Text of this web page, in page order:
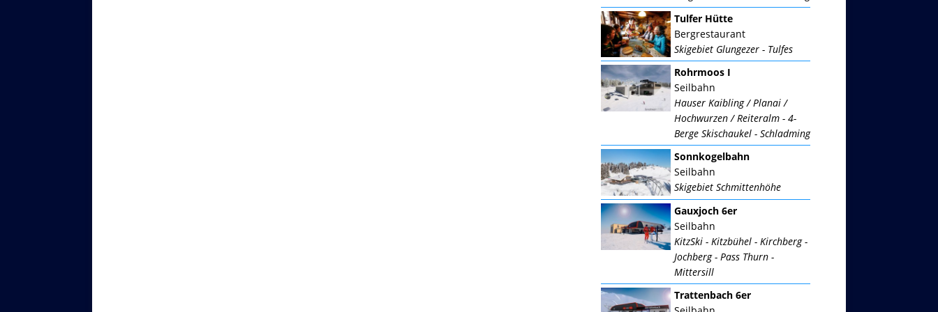
Tulfer Hütte
Bergrestaurant
Skigebiet Glungezer - Tulfes
Rohrmoos I
Seilbahn
Hauser Kaibling / Planai /
Hochwurzen / Reiteralm - 4-
Berge Skischaukel - Schladming
Sonnkogelbahn
Seilbahn
Skigebiet Schmittenhöhe
Gauxjoch 6er
Seilbahn
KitzSki - Kitzbühel - Kirchberg -
Jochberg - Pass Thurn -
Mittersill
Trattenbach 6er